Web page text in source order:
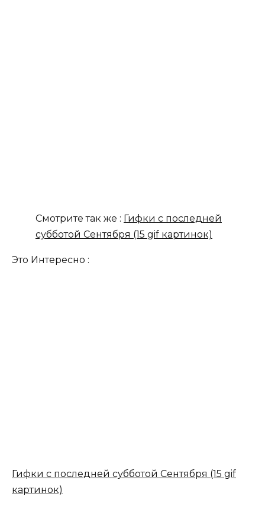
Смотрите так же : Гифки с последней
субботой Сентября (15 gif картинок)
Это Интересно :
Гифки с последней субботой Сентября (15 gif
картинок)